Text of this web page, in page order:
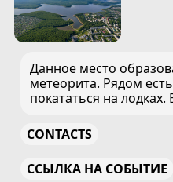
Данное место
метеорита. Рядом
покататься на лодках.
CONTACTS
ССЫЛКА НА СОБЫТИЕ